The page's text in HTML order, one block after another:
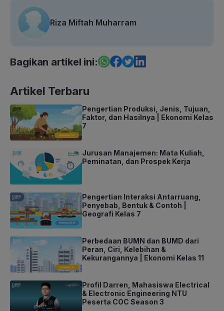
Riza Miftah Muharram
Bagikan artikel ini:
Artikel Terbaru
Pengertian Produksi, Jenis, Tujuan,
Faktor, dan Hasilnya | Ekonomi Kelas
7
Jurusan Manajemen: Mata Kuliah,
Peminatan, dan Prospek Kerja
Pengertian Interaksi Antarruang,
Penyebab, Bentuk & Contoh |
Geografi Kelas 7
Perbedaan BUMN dan BUMD dari
Peran, Ciri, Kelebihan &
Kekurangannya | Ekonomi Kelas 11
Profil Darren, Mahasiswa Electrical
& Electronic Engineering NTU
Peserta COC Season 3